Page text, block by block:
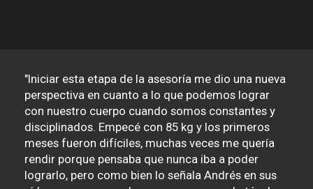
"Iniciar esta etapa de la asesoría me dio una nueva
perspectiva en cuanto a lo que podemos lograr
con nuestro cuerpo cuando somos constantes y
disciplinados. Empecé con 85 kg y los primeros
meses fueron difíciles, muchas veces me quería
rendir porque pensaba que nunca iba a poder
lograrlo, pero como bien lo señala Andrés en sus